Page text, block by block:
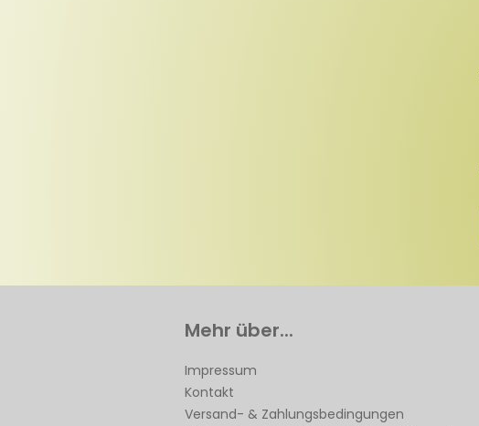
Mehr über...
Impressum
Kontakt
Versand- & Zahlungsbedingungen